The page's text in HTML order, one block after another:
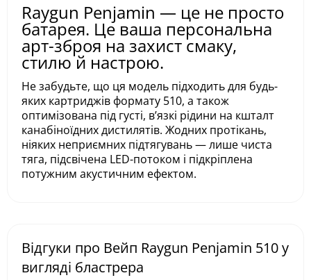
Raygun Penjamin — це не просто
батарея. Це ваша персональна
арт-зброя на захист смаку,
стилю й настрою.
Не забудьте, що ця модель підходить для будь-
яких картриджів формату 510, а також
оптимізована під густі, в’язкі рідини на кшталт
канабіноїдних дистилятів. Жодних протікань,
ніяких неприємних підтягувань — лише чиста
тяга, підсвічена LED-потоком і підкріплена
потужним акустичним ефектом.
Відгуки про Вейп Raygun Penjamin 510 у
вигляді бластрера